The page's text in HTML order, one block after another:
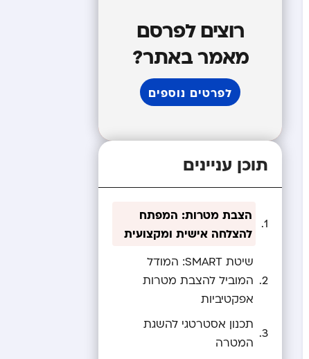
רוצים לפרסם
מאמר באתר?
לפרטים נוספים
תוכן עניינים
הצבת מטרות: המפתח
להצלחה אישית ומקצועית
שיטת SMART: המודל
המוביל להצבת מטרות
אפקטיביות
תכנון אסטרטגי להשגת
המטרה